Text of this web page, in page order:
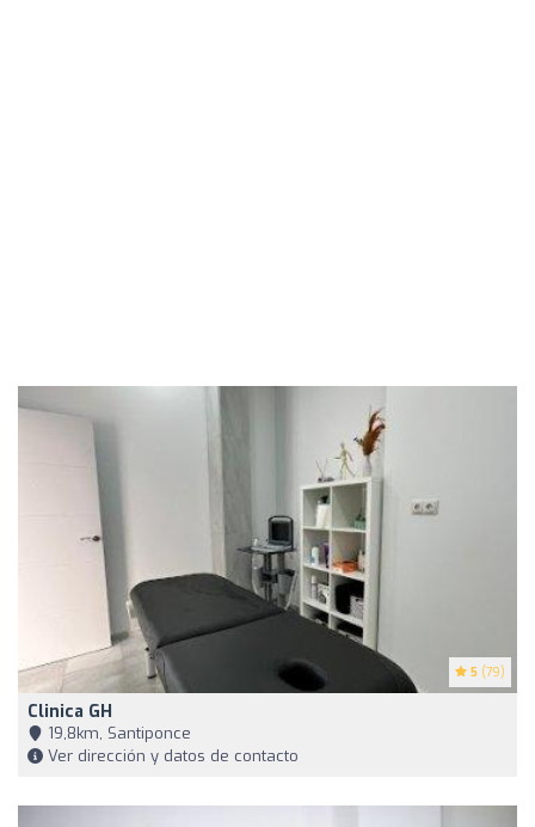
5 (79)
Clinica GH
19,8km, Santiponce
Ver dirección y datos de contacto